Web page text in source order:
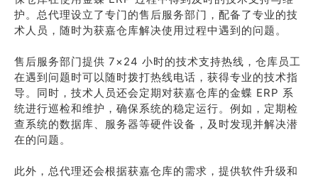
护。总代理设立了专门的售后服务部门，配备了专业的技
术人员，随时为获嘉仓库解决使用过程中遇到的问题。
售后服务部门提供 7×24 小时的技术支持热线，仓库员工
在遇到问题时可以随时拨打热线电话，获得专业的技术指
导。同时，技术人员还会定期对获嘉仓库的金蝶 ERP 系
统进行巡检和维护，确保系统的稳定运行。例如，定期检
查系统的数据库、服务器等硬件设备，及时发现并解决潜
在的问题。
此外，总代理还会根据获嘉仓库的需求，提供软件升级和